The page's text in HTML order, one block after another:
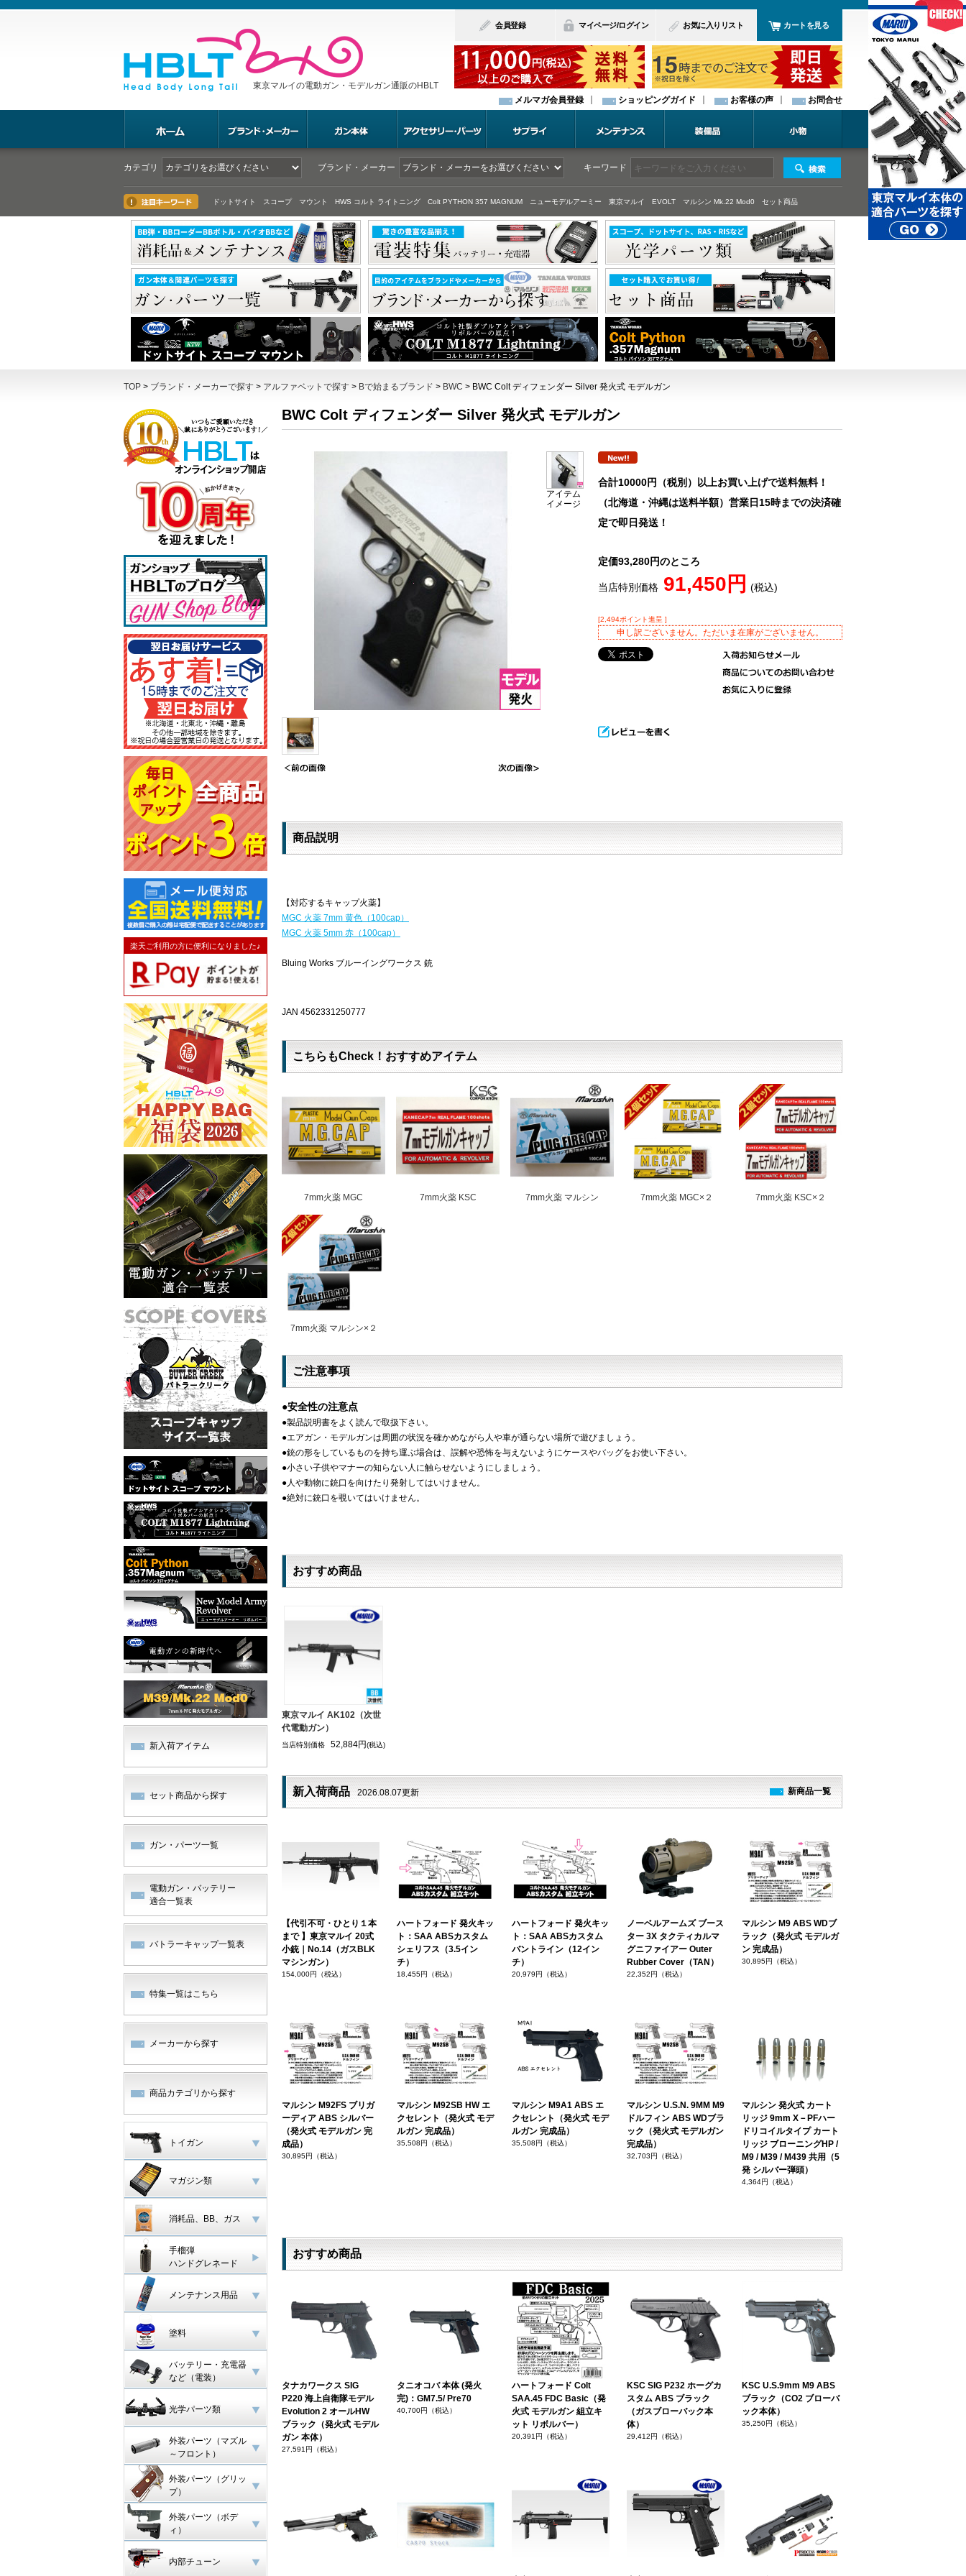
東京マルイの電動ガン・モデルガン通販のHBLT
会員登録 マイページ/ログイン お気に入りリスト カートを見る
メルマガ会員登録 ショッピングガイド お客様の声 お問合せ
カテゴリ ブランド・メーカー キーワード
ドットサイト スコープ マウント HWS コルト ライトニング Colt PYTHON 357 MAGNUM ニューモデルアーミー 東京マルイ EVOLT マルシン Mk.22 Mod0 セット商品
TOP > ブランド・メーカーで探す > アルファベットで探す > Bで始まるブランド > BWC > BWC Colt ディフェンダー Silver 発火式 モデルガン
楽天ご利用の方に便利になりました♪
新入荷アイテム
セット商品から探す
ガン・パーツ一覧
電動ガン・バッテリー
適合一覧表
バトラーキャップ一覧表
特集一覧はこちら
メーカーから探す
商品カテゴリから探す
トイガン
マガジン類
消耗品、BB、ガス
手榴弾
ハンドグレネード
メンテナンス用品
塗料
バッテリー・充電器
など（電装）
光学パーツ類
外装パーツ（マズル
～フロント）
外装パーツ（グリッ
プ）
外装パーツ（ボデ
ィ）
内部チューン
BWC Colt ディフェンダー Silver 発火式 モデルガン
合計10000円（税別）以上お買い上げで送料無料！
（北海道・沖縄は送料半額）営業日15時までの決済確
定で即日発送！
定価93,280円のところ
当店特別価格 91,450円 (税込)
[2,494ポイント進呈 ]
申し訳ございません。ただいま在庫がございません。
アイテム
イメージ
商品説明
【対応するキャップ火薬】
MGC 火薬 7mm 黄色（100cap）
MGC 火薬 5mm 赤（100cap）
Bluing Works ブルーイングワークス 銃
JAN 4562331250777
こちらもCheck！おすすめアイテム
7mm火薬 MGC 7mm火薬 KSC 7mm火薬 マルシン 7mm火薬 MGC×２ 7mm火薬 KSC×２
7mm火薬 マルシン×２
ご注意事項
●安全性の注意点
●製品説明書をよく読んで取扱下さい。
●エアガン・モデルガンは周囲の状況を確かめながら人や車が通らない場所で遊びましょう。
●銃の形をしているものを持ち運ぶ場合は、誤解や恐怖を与えないようにケースやバッグをお使い下さい。
●小さい子供やマナーの知らない人に触らせないようにしましょう。
●人や動物に銃口を向けたり発射してはいけません。
●絶対に銃口を覗いてはいけません。
おすすめ商品
東京マルイ AK102（次世
代電動ガン）
当店特別価格 52,884円(税込)
新入荷商品 2026.08.07更新 新商品一覧
【代引不可・ひとり１本
まで 】東京マルイ 20式
小銃｜No.14（ガスBLK
マシンガン）
154,000円（税込）
ハートフォード 発火キッ
ト：SAA ABSカスタム
シェリフス（3.5イン
チ）
18,455円（税込）
ハートフォード 発火キッ
ト：SAA ABSカスタム
バントライン（12イン
チ）
20,979円（税込）
ノーベルアームズ ブース
ター 3X タクティカルマ
グニファイアー Outer
Rubber Cover（TAN）
22,352円（税込）
マルシン M9 ABS WDブ
ラック（発火式 モデルガ
ン 完成品）
30,895円（税込）
マルシン M92FS ブリガ
ーディア ABS シルバー
（発火式 モデルガン 完
成品）
30,895円（税込）
マルシン M92SB HW エ
クセレント（発火式 モデ
ルガン 完成品）
35,508円（税込）
マルシン M9A1 ABS エ
クセレント（発火式 モデ
ルガン 完成品）
35,508円（税込）
マルシン U.S.N. 9MM M9
ドルフィン ABS WDブラ
ック（発火式 モデルガン
完成品）
32,703円（税込）
マルシン 発火式 カート
リッジ 9mm X－PFハー
ドリコイルタイプ カート
リッジ ブローニングHP /
M9 / M39 / M439 共用（5
発 シルバー弾頭）
4,364円（税込）
おすすめ商品
タナカワークス SIG
P220 海上自衛隊モデル
Evolution 2 オールHW
ブラック（発火式 モデル
ガン 本体）
27,591円（税込）
タニオコバ 本体 (発火
完)：GM7.5/ Pre70
40,700円（税込）
ハートフォード Colt
SAA.45 FDC Basic（発
火式 モデルガン 組立キ
ット リボルバー）
20,391円（税込）
KSC SIG P232 ホーグカ
スタム ABS ブラック
（ガスブローバック本
体）
29,412円（税込）
KSC U.S.9mm M9 ABS
ブラック（CO2 ブローバ
ック本体）
35,250円（税込）